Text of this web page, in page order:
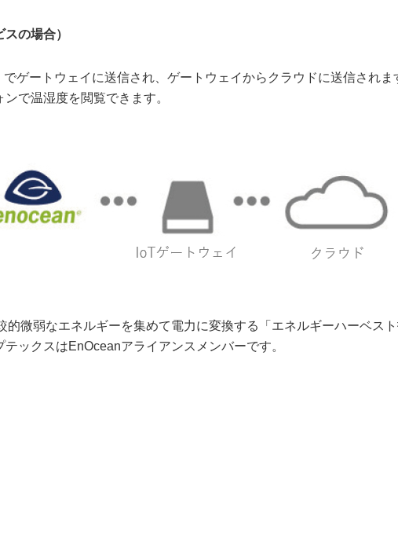
の場合）
ゲートウェイに送信され、ゲートウェイからクラウドに送信されま
で温湿度を閲覧できます。
微弱なエネルギーを集めて電力に変換する「エネルギーハーベス
ックスはEnOceanアライアンスメンバーです。